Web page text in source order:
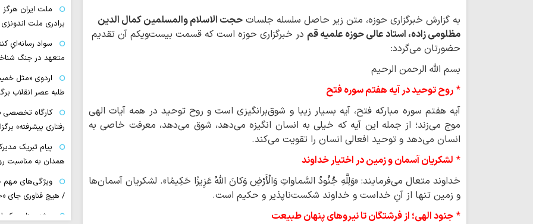
به گزارش خبرگزاری حوزه، متن زیر حاصل سلسله جلسات حجت الاسلام والمسلمین کمال الدین
مظلومی زاده، استاد عالی حوزه علمیه قم در خبرگزاری حوزه است که قسمت بیست‌ویکم آن تقدیم
حضورتان می‌گردد:
بسم الله الرحمن الرحیم
* روح توحید در آیه هفتم سوره فتح
آیه هفتم سوره مبارکه فتح، آیه بسیار زیبا و شوق‌برانگیزی است و روح توحید در همه آیات الهی
موج می‌زند؛ از جمله این آیه که خیلی به انسان انگیزه می‌دهد، شوق می‌دهد، معرفت خاصی به
انسان می‌دهد و توحید افعالی انسان را تقویت می‌کند.
* لشکریان آسمان و زمین در اختیار خداوند
خداوند متعال می‌فرمایند: «وَلِلَّهِ جُنُودُ السَّماواتِ وَالْأَرْضِ وَکانَ اللَّهُ عَزِیزًا حَکِیمًا». لشکریان آسمان‌ها
و زمین تنها از آنِ خداست و خداوند شکست‌ناپذیر و حکیم است.
* جنود الهی؛ از فرشتگان تا نیروهای پنهان طبیعت
ملت ایران
برادری ملت
سواد رسانه‌ایِ
متعهد در جنگ
اردوی «مثل
طلبه عصر انقلاب
کارگاه تخصصی
رفتاری پیشرفته»
پیام تبریک
همدان به مناسبت
ویژگی‌های مهم
/ هیچ فناوری‌ جای
ریشه جنایت